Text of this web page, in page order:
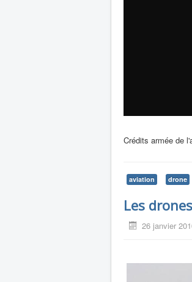
Crédits armée de
aviation drone
Les
26 janvier